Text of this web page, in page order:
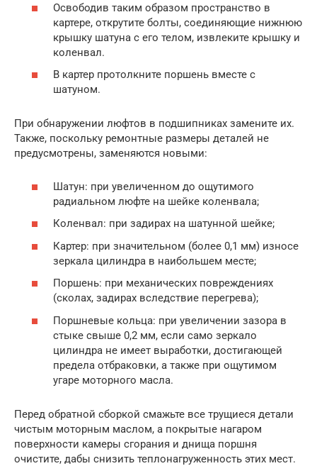
Освободив таким образом пространство в
картере, открутите болты, соединяющие нижнюю
крышку шатуна с его телом, извлеките крышку и
коленвал.
В картер протолкните поршень вместе с
шатуном.
При обнаружении люфтов в подшипниках замените их.
Также, поскольку ремонтные размеры деталей не
предусмотрены, заменяются новыми:
Шатун: при увеличенном до ощутимого
радиальном люфте на шейке коленвала;
Коленвал: при задирах на шатунной шейке;
Картер: при значительном (более 0,1 мм) износе
зеркала цилиндра в наибольшем месте;
Поршень: при механических повреждениях
(сколах, задирах вследствие перегрева);
Поршневые кольца: при увеличении зазора в
стыке свыше 0,2 мм, если само зеркало
цилиндра не имеет выработки, достигающей
предела отбраковки, а также при ощутимом
угаре моторного масла.
Перед обратной сборкой смажьте все трущиеся детали
чистым моторным маслом, а покрытые нагаром
поверхности камеры сгорания и днища поршня
очистите, дабы снизить теплонагруженность этих мест.